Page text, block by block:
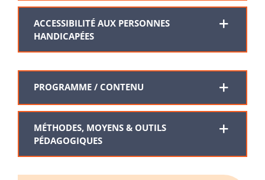
ACCESSIBILITÉ AUX PERSONNES
HANDICAPÉES
PROGRAMME / CONTENU
MÉTHODES, MOYENS & OUTILS
PÉDAGOGIQUES
Testez votre éligibilié
Bilan de Compétences